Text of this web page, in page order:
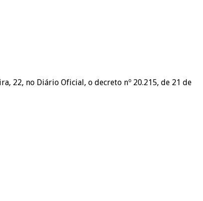
22, no Diário Oficial, o decreto nº 20.215, de 21 de